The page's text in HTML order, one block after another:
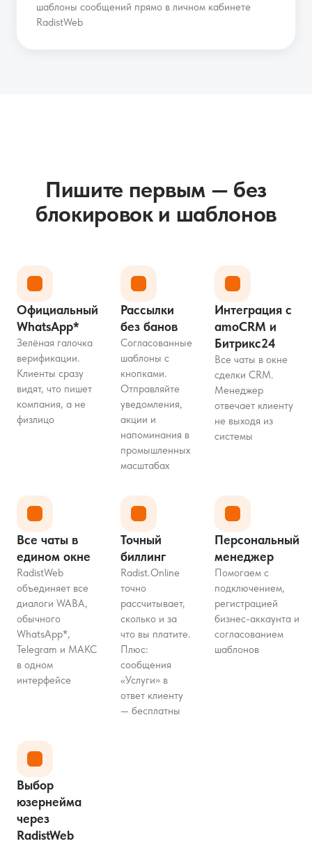
шаблоны сообщений прямо в личном кабинете
RadistWeb
Пишите первым — без
блокировок и шаблонов
Официальный
WhatsApp*
Зелёная галочка
верификации.
Клиенты сразу
видят, что пишет
компания, а не
физлицо
Рассылки
без банов
Согласованные
шаблоны с
кнопками.
Отправляйте
уведомления,
акции и
напоминания в
промышленных
масштабах
Интеграция с
amoCRM и
Битрикс24
Все чаты в окне
сделки CRM.
Менеджер
отвечает клиенту
не выходя из
системы
Все чаты в
едином окне
RadistWeb
объединяет все
диалоги WABA,
обычного
WhatsApp*,
Telegram и МАКС
в одном
интерфейсе
Точный
биллинг
Radist.Online
точно
рассчитывает,
сколько и за
что вы платите.
Плюс:
сообщения
«Услуги» в
ответ клиенту
— бесплатны
Персональный
менеджер
Помогаем с
подключением,
регистрацией
бизнес-аккаунта и
согласованием
шаблонов
Выбор
юзернейма
через
RadistWeb